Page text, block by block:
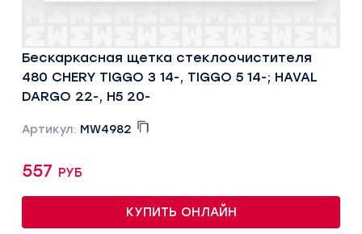
Бескаркасная щетка стеклоочистителя
480 CHERY TIGGO 3 14-, TIGGO 5 14-; HAVAL
DARGO 22-, H5 20-
Артикул: MW4982
557 руб
КУПИТЬ ОНЛАЙН